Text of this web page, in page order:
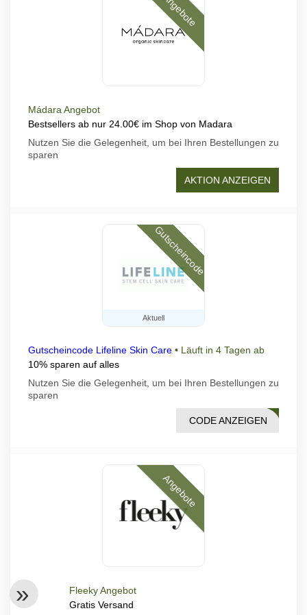
Angebote
Mádara Angebot
Bestsellers ab nur 24.00€ im Shop von Madara
Nutzen Sie die Gelegenheit, um bei Ihren Bestellungen zu
sparen
AKTION ANZEIGEN
Aktuell
Gutscheincode
Gutscheincode Lifeline Skin Care • Läuft in 4 Tagen ab
10% sparen auf alles
Nutzen Sie die Gelegenheit, um bei Ihren Bestellungen zu
sparen
ER10
CODE ANZEIGEN
Angebote
Fleeky Angebot
Gratis Versand